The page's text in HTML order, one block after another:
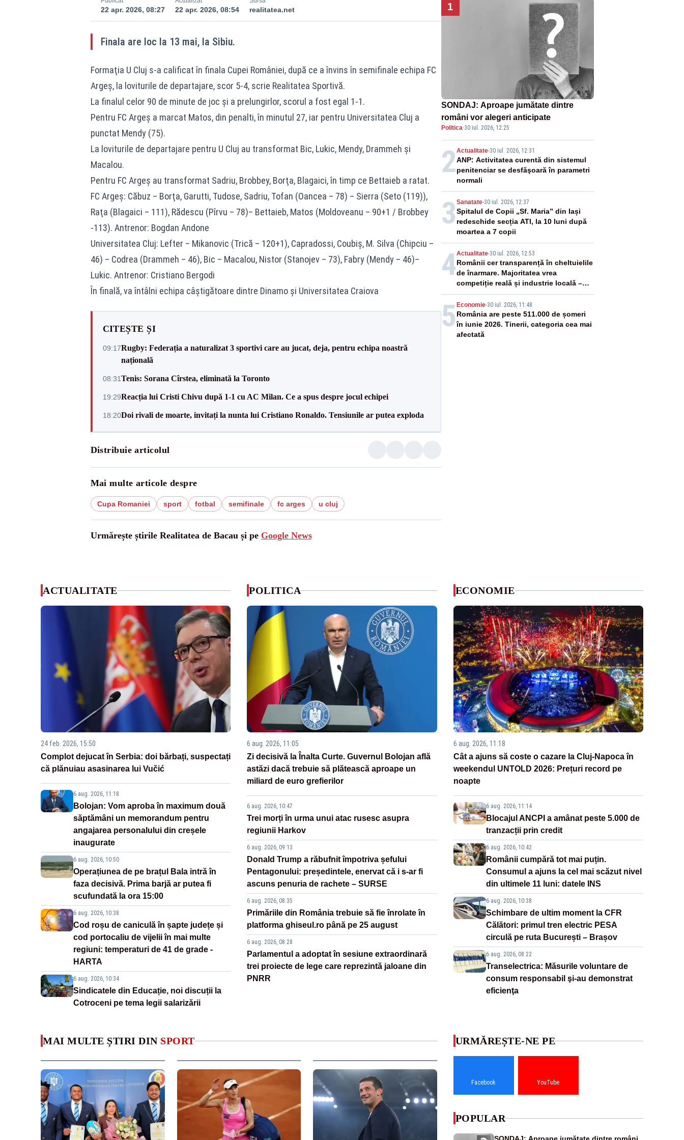
22 apr. 2026, 08:27 22 apr. 2026, 08:54 realitatea.net
Finala are loc la 13 mai, la Sibiu.
Formaţia U Cluj s-a calificat în finala Cupei României, după ce a învins în semifinale echipa FC
Argeş, la loviturile de departajare, scor 5-4, scrie Realitatea Sportivă.
La finalul celor 90 de minute de joc şi a prelungirlor, scorul a fost egal 1-1.
Pentru FC Argeş a marcat Matos, din penalti, în minutul 27, iar pentru Universitatea Cluj a
punctat Mendy (75).
La loviturile de departajare pentru U Cluj au transformat Bic, Lukic, Mendy, Drammeh şi
Macalou.
Pentru FC Argeş au transformat Sadriu, Brobbey, Borţa, Blagaici, în timp ce Bettaieb a ratat.
FC Argeş: Căbuz – Borţa, Garutti, Tudose, Sadriu, Tofan (Oancea – 78) – Sierra (Seto (119)),
Raţa (Blagaici – 111), Rădescu (Pîrvu – 78)– Bettaieb, Matos (Moldoveanu – 90+1 / Brobbey
-113). Antrenor: Bogdan Andone
Universitatea Cluj: Lefter – Mikanovic (Trică – 120+1), Capradossi, Coubiş, M. Silva (Chipciu –
46) – Codrea (Drammeh – 46), Bic – Macalou, Nistor (Stanojev – 73), Fabry (Mendy – 46)–
Lukic. Antrenor: Cristiano Bergodi
În finală, va întâlni echipa câştigătoare dintre Dinamo şi Universitatea Craiova
CITEȘTE ȘI
09:17Rugby: Federația a naturalizat 3 sportivi care au jucat, deja, pentru echipa noastră
națională
08:31Tenis: Sorana Cîrstea, eliminată la Toronto
19:29Reacția lui Cristi Chivu după 1-1 cu AC Milan. Ce a spus despre jocul echipei
18:20Doi rivali de moarte, invitați la nunta lui Cristiano Ronaldo. Tensiunile ar putea exploda
Distribuie articolul
Mai multe articole despre
Cupa Romaniei sport fotbal semifinale fc arges u cluj
Urmărește știrile Realitatea de Bacau și pe Google News
1
SONDAJ: Aproape jumătate dintre
români vor alegeri anticipate
Politica·30 iul. 2026, 12:25
2Actualitate-30 iul. 2026, 12:31
ANP: Activitatea curentă din sistemul
penitenciar se desfăşoară în parametri
normali
3 Sanatate-30 iul. 2026, 12:37
Spitalul de Copii „Sf. Maria” din Iași
redeschide secția ATI, la 10 luni după
moartea a 7 copii
4Actualitate-30 iul. 2026, 12:53
Românii cer transparență în cheltuielile
de înarmare. Majoritatea vrea
competiție reală și industrie locală –
SONDAJ
5 Economie-30 iul. 2026, 11:48
România are peste 511.000 de șomeri
în iunie 2026. Tinerii, categoria cea mai
afectată
ACTUALITATE
24 feb. 2026, 15:50
Complot dejucat în Serbia: doi bărbați, suspectați
că plănuiau asasinarea lui Vučić
6 aug. 2026, 11:18
Bolojan: Vom aproba în maximum două
săptămâni un memorandum pentru
angajarea personalului din creșele
inaugurate
6 aug. 2026, 10:50
Operațiunea de pe brațul Bala intră în
faza decisivă. Prima barjă ar putea fi
scufundată la ora 15:00
6 aug. 2026, 10:38
Cod roșu de caniculă în șapte județe și
cod portocaliu de vijelii în mai multe
regiuni: temperaturi de 41 de grade -
HARTA
6 aug. 2026, 10:34
Sindicatele din Educație, noi discuții la
Cotroceni pe tema legii salarizării
POLITICA
6 aug. 2026, 11:05
Zi decisivă la Înalta Curte. Guvernul Bolojan află
astăzi dacă trebuie să plătească aproape un
miliard de euro grefierilor
6 aug. 2026, 10:47
Trei morți în urma unui atac rusesc asupra
regiunii Harkov
6 aug. 2026, 09:13
Donald Trump a răbufnit împotriva șefului
Pentagonului: președintele, enervat că i s-ar fi
ascuns penuria de rachete – SURSE
6 aug. 2026, 08:35
Primăriile din România trebuie să fie înrolate în
platforma ghiseul.ro până pe 25 august
6 aug. 2026, 08:28
Parlamentul a adoptat în sesiune extraordinară
trei proiecte de lege care reprezintă jaloane din
PNRR
ECONOMIE
6 aug. 2026, 11:18
Cât a ajuns să coste o cazare la Cluj-Napoca în
weekendul UNTOLD 2026: Prețuri record pe
noapte
6 aug. 2026, 11:14
Blocajul ANCPI a amânat peste 5.000 de
tranzacții prin credit
6 aug. 2026, 10:42
Românii cumpără tot mai puțin.
Consumul a ajuns la cel mai scăzut nivel
din ultimele 11 luni: datele INS
6 aug. 2026, 10:38
Schimbare de ultim moment la CFR
Călători: primul tren electric PESA
circulă pe ruta București – Brașov
6 aug. 2026, 08:22
Transelectrica: Măsurile voluntare de
consum responsabil şi-au demonstrat
eficienţa
MAI MULTE ȘTIRI DIN SPORT URMĂREȘTE-NE PE
Facebook YouTube
POPULAR